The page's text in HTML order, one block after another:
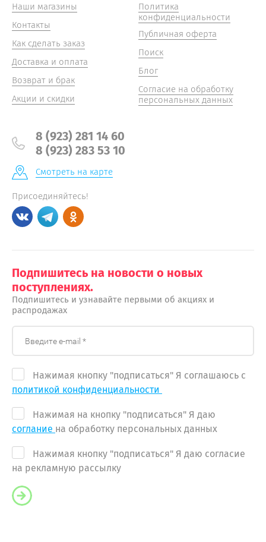
Наши магазины
Контакты
Как сделать заказ
Доставка и оплата
Возврат и брак
Акции и скидки
Политика
конфиденциальности
Публичная оферта
Поиск
Блог
Согласие на обработку
персональных данных
8 (923) 281 14 60
8 (923) 283 53 10
Смотреть на карте
Присоединяйтесь!
Подпишитесь на новости о новых
поступлениях.
Подпишитесь и узнавайте первыми об акциях и
распродажах
Нажимая кнопку "подписаться" Я соглашаюсь с
политикой конфиденциальности
Нажимая на кнопку "подписаться" Я даю
соглание на обработку персональных данных
Нажимая кнопку "подписаться" Я даю согласие
на рекламную рассылку